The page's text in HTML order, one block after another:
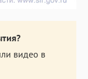
видео в